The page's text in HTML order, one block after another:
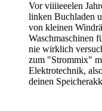
Vor viiiieeelen
linken Buchladen
von kleinen
Waschmaschinen
nie wirklich
zum "Strommix"
Elektrotechnik,
deinen